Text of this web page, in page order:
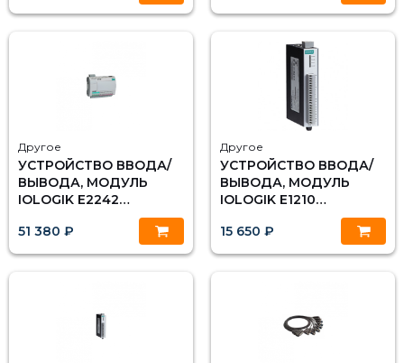
Другое
УСТРОЙСТВО ВВОДА/
ВЫВОДА, МОДУЛЬ
IOLOGIK E2242
ETHERNET 4 AI, 12 DIO,
MOXA
51 380 ₽
Другое
УСТРОЙСТВО ВВОДА/
ВЫВОДА, МОДУЛЬ
IOLOGIK E1210
ETHERNET 16DI, MOXA
15 650 ₽